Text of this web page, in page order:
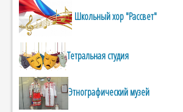
Школьный хор "Рассвет"
Тетральная студия
Этнографический музей